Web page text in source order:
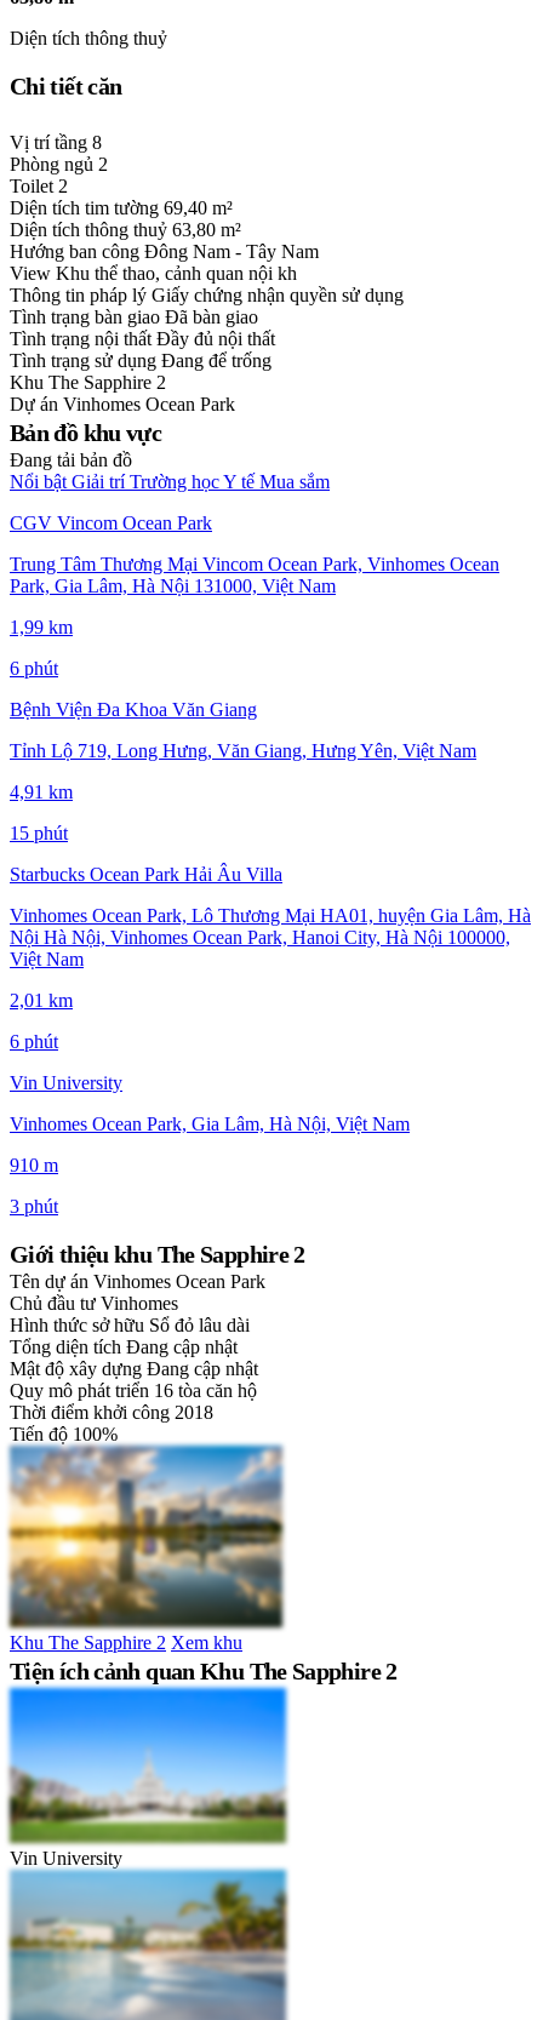
Diện tích thông thuỷ
Chi tiết căn
Vị trí tầng 8
Phòng ngủ 2
Toilet 2
Diện tích tim tường 69,40 m²
Diện tích thông thuỷ 63,80 m²
Hướng ban công Đông Nam - Tây Nam
View Khu thể thao, cảnh quan nội kh
Thông tin pháp lý Giấy chứng nhận quyền sử dụng
Tình trạng bàn giao Đã bàn giao
Tình trạng nội thất Đầy đủ nội thất
Tình trạng sử dụng Đang để trống
Khu The Sapphire 2
Dự án Vinhomes Ocean Park
Bản đồ khu vực
Đang tải bản đồ
Nổi bật Giải trí Trường họcY tế Mua sắm
CGV Vincom Ocean Park
Trung Tâm Thương Mại Vincom Ocean Park, Vinhomes Ocean
Park, Gia Lâm, Hà Nội 131000, Việt Nam
1,99 km
6 phút
Bệnh Viện Đa Khoa Văn Giang
Tỉnh Lộ 719, Long Hưng, Văn Giang, Hưng Yên, Việt Nam
4,91 km
15 phút
Starbucks Ocean Park Hải Âu Villa
Vinhomes Ocean Park, Lô Thương Mại HA01, huyện Gia Lâm, Hà
Nội Hà Nội, Vinhomes Ocean Park, Hanoi City, Hà Nội 100000,
Việt Nam
2,01 km
6 phút
Vin University
Vinhomes Ocean Park, Gia Lâm, Hà Nội, Việt Nam
910 m
3 phút
Giới thiệu khu The Sapphire 2
Tên dự án Vinhomes Ocean Park
Chủ đầu tư Vinhomes
Hình thức sở hữu Sổ đỏ lâu dài
Tổng diện tích Đang cập nhật
Mật độ xây dựng Đang cập nhật
Quy mô phát triển 16 tòa căn hộ
Thời điểm khởi công 2018
Tiến độ 100%
Khu The Sapphire 2 Xem khu
Tiện ích cảnh quan Khu The Sapphire 2
Vin University